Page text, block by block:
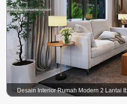
Desain Interior Rumah Modern 2 Lantai